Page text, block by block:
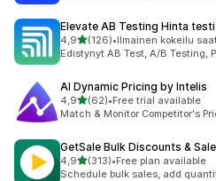
Elevate AB Testing Hinta testi
4,9/ 5 tähteä
(126)
126 arvostelua yhteensä
•Ilmainen kokeilu
Edistynyt AB Test, A/B Testing,
AI Dynamic Pricing by Intelis
4,9/ 5 tähteä
(62)
62 arvostelua yhteensä
•Free trial available
Match & Monitor Competitor's
GetSale Bulk Discounts &
4,9/ 5 tähteä
(313)
313 arvostelua yhteensä
•Free plan available
Schedule bulk sales, add